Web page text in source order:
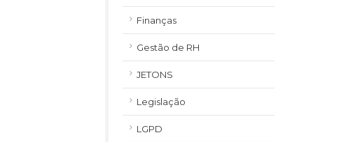
Finanças
Gestão de RH
JETONS
Legislação
LGPD